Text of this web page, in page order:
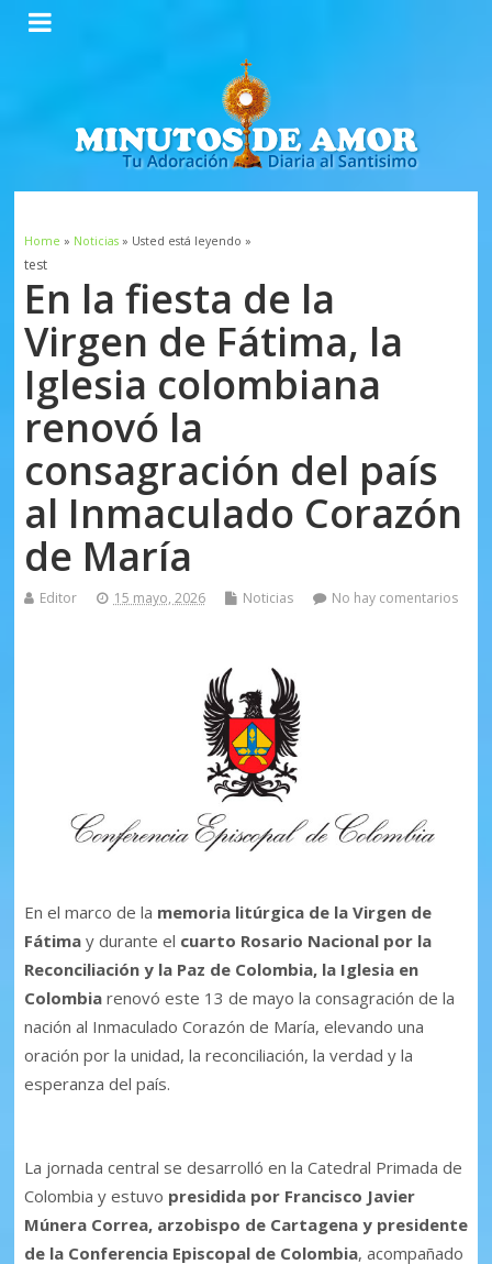
Home » Noticias» Usted está leyendo »
test
En la fiesta de la
Virgen de Fátima, la
Iglesia colombiana
renovó la
consagración del país
al Inmaculado Corazón
de María
Editor 15 mayo, 2026 Noticias No hay comentarios
En el marco de la memoria litúrgica de la Virgen de
Fátima y durante el cuarto Rosario Nacional por la
Reconciliación y la Paz de Colombia, la Iglesia en
Colombia renovó este 13 de mayo la consagración de la
nación al Inmaculado Corazón de María, elevando una
oración por la unidad, la reconciliación, la verdad y la
esperanza del país.
La jornada central se desarrolló en la Catedral Primada de
Colombia y estuvo presidida por Francisco Javier
Múnera Correa, arzobispo de Cartagena y presidente
de la Conferencia Episcopal de Colombia, acompañado